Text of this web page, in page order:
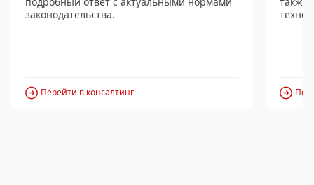
законодательства.
Перейти в консалтинг